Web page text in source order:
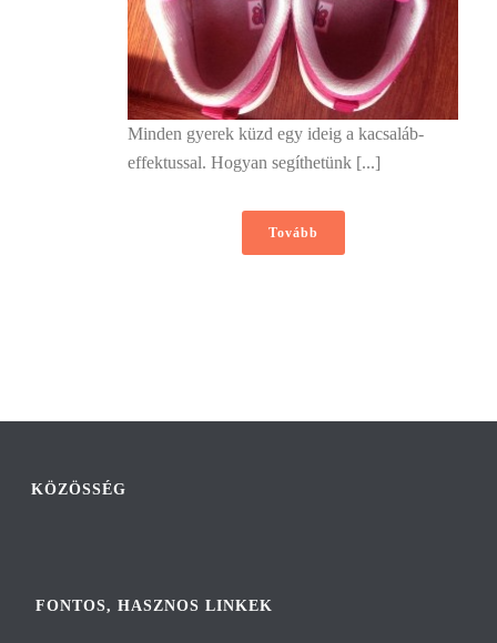
Minden gyerek küzd egy ideig a kacsaláb-
effektussal. Hogyan segíthetünk [...]
Tovább
KÖZÖSSÉG
FONTOS, HASZNOS LINKEK